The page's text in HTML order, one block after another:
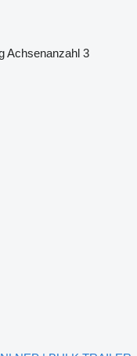
Achsenanzahl 3